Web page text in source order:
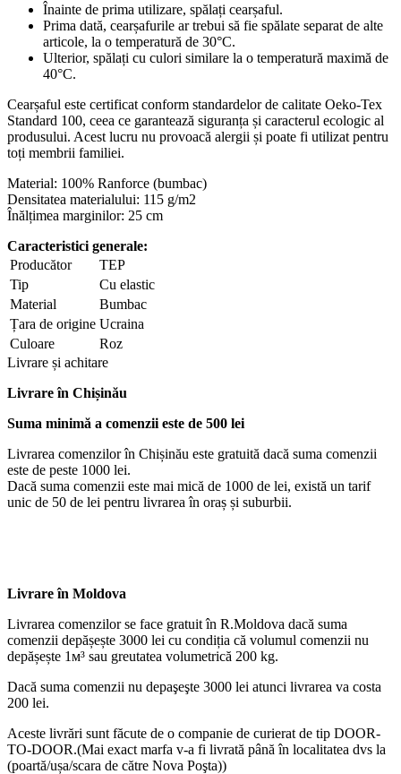
Înainte de prima utilizare, spălați cearșaful.
Prima dată, cearșafurile ar trebui să fie spălate separat de alte
articole, la o temperatură de 30°C.
Ulterior, spălați cu culori similare la o temperatură maximă de
40°C.
Cearșaful este certificat conform standardelor de calitate Oeko-Tex
Standard 100, ceea ce garantează siguranța și caracterul ecologic al
produsului. Acest lucru nu provoacă alergii și poate fi utilizat pentru
toți membrii familiei.
Material: 100% Ranforce (bumbac)
Densitatea materialului: 115 g/m2
Înălțimea marginilor: 25 cm
Caracteristici generale:
Producător
TEP
Tip
Cu elastic
Material
Bumbac
Țara de origine Ucraina
Culoare
Roz
Livrare și achitare
Livrareîn Chișinău
Suma minimă a comenzii este de 500 lei
Livrarea comenzilor în Chișinău este gratuită dacă suma comenzii
este de peste 1000 lei.
Dacă suma comenzii este mai mică de 1000 de lei, există un tarif
unic de 50 de lei pentru livrarea în oraș și suburbii.
Livrare în Moldova
Livrarea comenzilor se face gratuit în R.Moldova dacă suma
comenzii depășește 3000 lei cu condiția că volumul comenzii nu
depășește 1м³ sau greutatea volumetrică 200 kg.
Dacă suma comenzii nu depaşeşte 3000 lei atunci livrarea va costa
200 lei.
Aceste livrări sunt făcute de o companie de curierat de tip DOOR-
TO-DOOR.(Mai exact marfa v-a fi livrată până în localitatea dvs la
(poartă/ușa/scara de către Nova Poşta))